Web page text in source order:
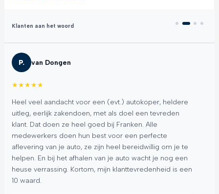
Klanten aan het woord
P. van Dongen
★★★★★
Heel veel aandacht voor een (evt.) autokoper, heldere
uitleg, eerlijk zakendoen, met als doel een tevreden
klant. Dat doen ze heel goed bij Franken. Alle
medewerkers doen hun best voor een perfecte
aflevering van je auto, ze zijn heel bereidwillig om je te
helpen. En bij het afhalen van je auto wacht je nog een
heuse verrassing. Kortom, mijn klanttevredenheid is een
10 waard.